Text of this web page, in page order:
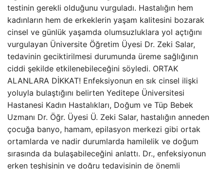
testinin gerekli olduğunu vurguladı. Hastalığın hem
kadınların hem de erkeklerin yaşam kalitesini bozarak
cinsel ve günlük yaşamda olumsuzluklara yol açtığını
vurgulayan Üniversite Öğretim Üyesi Dr. Zeki Salar,
tedavinin geciktirilmesi durumunda üreme sağlığının
ciddi şekilde etkilenebileceğini söyledi. ORTAK
ALANLARA DİKKAT! Enfeksiyonun en sık cinsel ilişki
yoluyla bulaştığını belirten Yeditepe Üniversitesi
Hastanesi Kadın Hastalıkları, Doğum ve Tüp Bebek
Uzmanı Dr. Öğr. Üyesi Ü. Zeki Salar, hastalığın anneden
çocuğa banyo, hamam, epilasyon merkezi gibi ortak
ortamlarda ve nadir durumlarda hamilelik ve doğum
sırasında da bulaşabileceğini anlattı. Dr., enfeksiyonun
erken teşhisinin ve doğru tedavisinin de önemli